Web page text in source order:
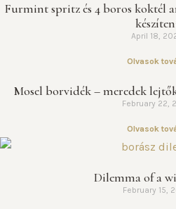
Furmint spritz és 4 boros koktél
April 18,
Olvasok
Mosel borvidék – meredek
February 22,
Olvasok
Dilemma of a
February 15,